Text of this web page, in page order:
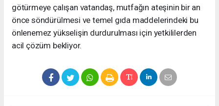
götürmeye çalışan vatandaş, mutfağın ateşinin bir an
önce söndürülmesi ve temel gıda maddelerindeki bu
önlenemez yükselişin durdurulması için yetkililerden
acil çözüm bekliyor.